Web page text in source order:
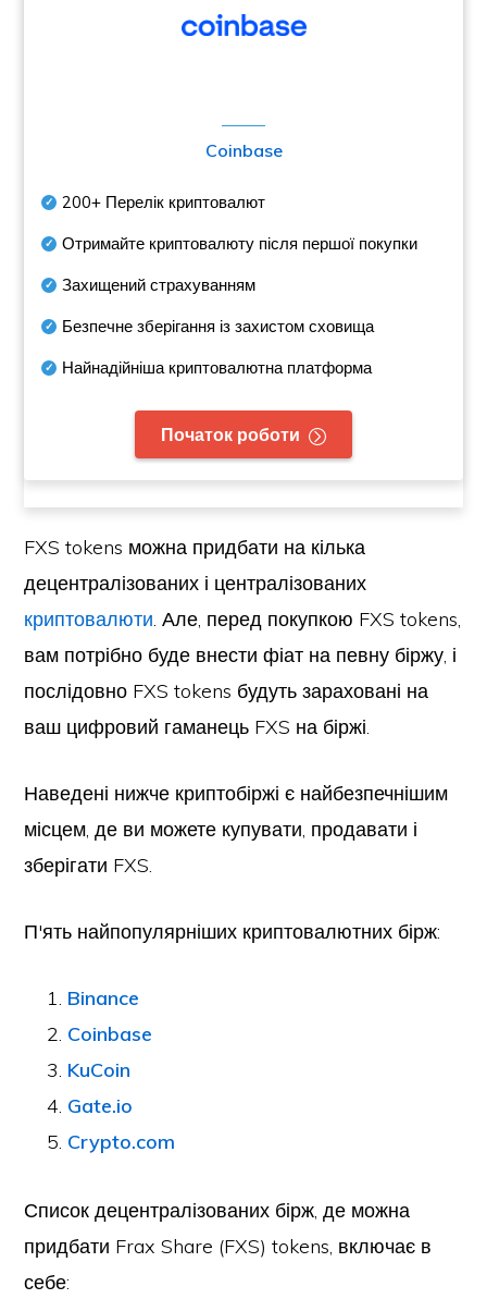
Coinbase
200+ Перелік криптовалют
Отримайте криптовалюту після першої покупки
Захищений страхуванням
Безпечне зберігання із захистом сховища
Найнадійніша криптовалютна платформа
Початок роботи
FXS tokens можна придбати на кілька
децентралізованих і централізованих
криптовалюти. Але, перед покупкою FXS tokens,
вам потрібно буде внести фіат на певну біржу, і
послідовно FXS tokens будуть зараховані на
ваш цифровий гаманець FXS на біржі.
Наведені нижче криптобіржі є найбезпечнішим
місцем, де ви можете купувати, продавати і
зберігати FXS.
П'ять найпопулярніших криптовалютних бірж:
Binance
Coinbase
KuCoin
Gate.io
Crypto.com
Список децентралізованих бірж, де можна
придбати Frax Share (FXS) tokens, включає в
себе: